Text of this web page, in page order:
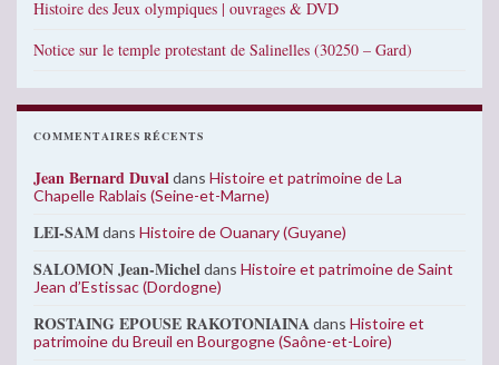
Histoire des Jeux olympiques | ouvrages & DVD
Notice sur le temple protestant de Salinelles (30250 – Gard)
COMMENTAIRES RÉCENTS
Jean Bernard Duvaldans Histoire et patrimoine de La
Chapelle Rablais (Seine-et-Marne)
LEI-SAMdans Histoire de Ouanary (Guyane)
SALOMON Jean-Micheldans Histoire et patrimoine de Saint
Jean d’Estissac (Dordogne)
ROSTAING EPOUSE RAKOTONIAINAdans Histoire et
patrimoine du Breuil en Bourgogne (Saône-et-Loire)